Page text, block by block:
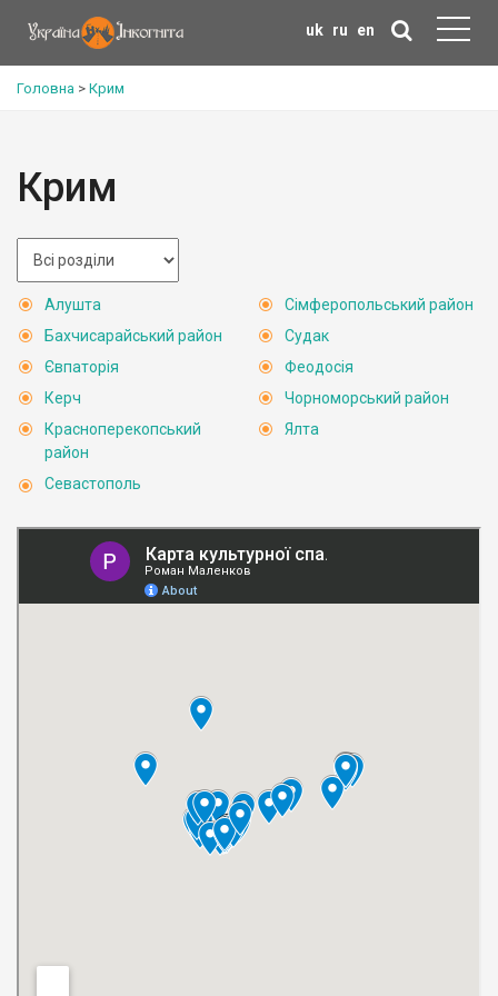
uk ru en
Головна > Крим
Крим
Алушта
Бахчисарайський район
Євпаторія
Керч
Красноперекопський
район
Севастополь
Сімферопольський район
Судак
Феодосія
Чорноморський район
Ялта